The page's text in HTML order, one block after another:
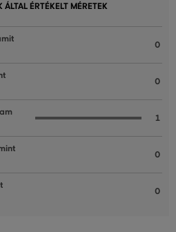
ÉRTÉKELT MÉRETEK
0
0
1
0
0